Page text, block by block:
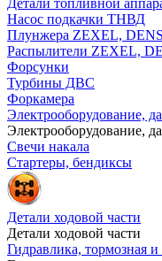
Детали топливной
Насос подкачки ТНВД
Плунжера ZEXEL,
Распылители ZEXEL,
Форсунки
Турбины ДВС
Форкамера
Электрооборудование,
Электрооборудование,
Свечи накала
Стартеры, бендиксы
Детали ходовой части
Детали ходовой части
Гидравлика, тормозная